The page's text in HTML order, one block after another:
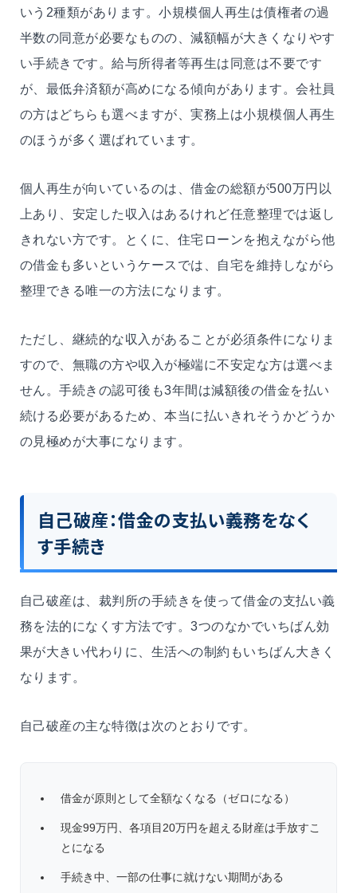
いう2種類があります。小規模個人再生は債権者の過
半数の同意が必要なものの、減額幅が大きくなりやす
い手続きです。給与所得者等再生は同意は不要です
が、最低弁済額が高めになる傾向があります。会社員
の方はどちらも選べますが、実務上は小規模個人再生
のほうが多く選ばれています。
個人再生が向いているのは、借金の総額が500万円以
上あり、安定した収入はあるけれど任意整理では返し
きれない方です。とくに、住宅ローンを抱えながら他
の借金も多いというケースでは、自宅を維持しながら
整理できる唯一の方法になります。
ただし、継続的な収入があることが必須条件になりま
すので、無職の方や収入が極端に不安定な方は選べま
せん。手続きの認可後も3年間は減額後の借金を払い
続ける必要があるため、本当に払いきれそうかどうか
の見極めが大事になります。
自己破産：借金の支払い義務をなく
す手続き
自己破産は、裁判所の手続きを使って借金の支払い義
務を法的になくす方法です。3つのなかでいちばん効
果が大きい代わりに、生活への制約もいちばん大きく
なります。
自己破産の主な特徴は次のとおりです。
借金が原則として全額なくなる（ゼロになる）
現金99万円、各項目20万円を超える財産は手放すこ
とになる
手続き中、一部の仕事に就けない期間がある